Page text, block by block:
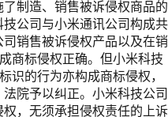
制造、销售被诉侵权商品的
公司与小米通讯公司构成共
销售被诉侵权产品以及在销
商标侵权正确。但小米科技
识的行为亦构成商标侵权，
院予以纠正。小米科技公司
，无须承担侵权责任的上诉